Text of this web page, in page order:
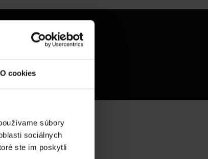
O cookies
súbory
sociálnych
ste im poskytli